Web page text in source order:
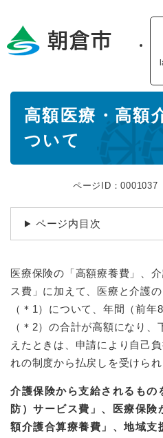
の
高額医療・高額
ついて
ページID：0001037
ページ内目次
医療保険の「高額療養費」、
ス費」に加えて、医療と介護
（＊1）について、年間（前
（＊2）の合計が高額になり
えたときは、申請により自己
れの制度から払戻しを受けられ
介護保険から支給されるもの
防）サービス費」、医療保険
額介護合算療養費」、地域支